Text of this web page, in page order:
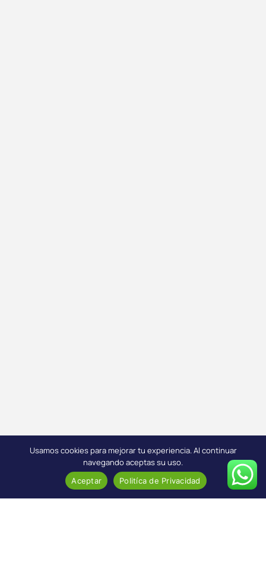
Usamos cookies para mejorar tu experiencia. Al continuar
navegando aceptas su uso.
Aceptar Politíca de Privacidad